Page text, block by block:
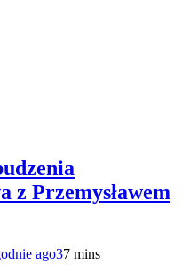
z Przemysławem
ago37 mins